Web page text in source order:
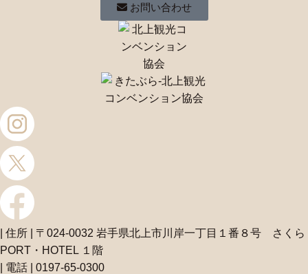
お問い合わせ
| 住所 | 〒024-0032 岩手県北上市川岸一丁目１番８号 さくら
PORT・HOTEL １階
| 電話 | 0197-65-0300